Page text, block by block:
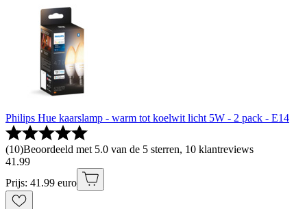
Philips Hue kaarslamp - warm tot koelwit licht 5W - 2 pack - E14
(10)Beoordeeld met 5.0 van de 5 sterren, 10 klantreviews
41 .99
Prijs: 41.99 euro